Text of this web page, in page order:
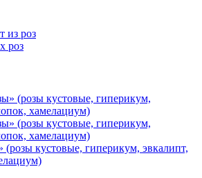
роз
кустовые, гиперикум, эвкалипт,